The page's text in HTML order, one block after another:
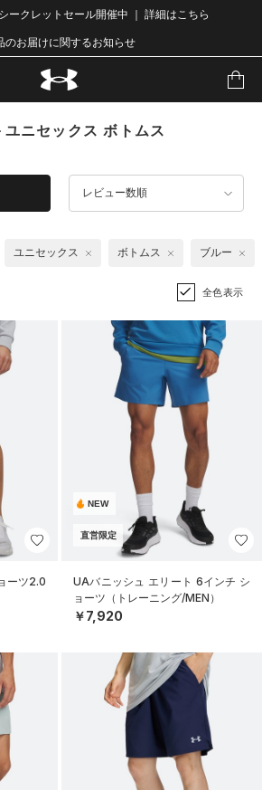
ークレットセール開催中 ｜ 詳細はこちら
のお届けに関するお知らせ
ニセックス ボトムス
レビュー数順
ユニセックス ボトムス ブルー
全色表示
ーツ2.0
NEW
直営限定
UAバニッシュ エリート 6インチ シ
ョーツ（トレーニング/MEN）
￥7,920